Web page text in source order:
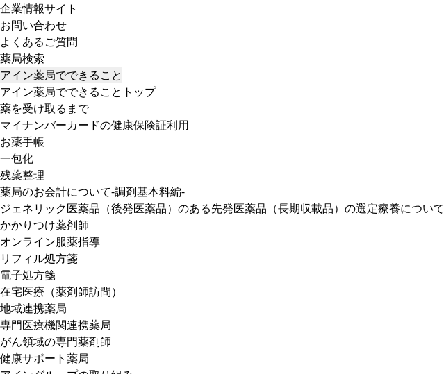
企業情報サイト
お問い合わせ
よくあるご質問
薬局検索
アイン薬局でできること
アイン薬局でできることトップ
薬を受け取るまで
マイナンバーカードの健康保険証利用
お薬手帳
一包化
残薬整理
薬局のお会計について-調剤基本料編-
ジェネリック医薬品（後発医薬品）のある先発医薬品（長期収載品）の選定療養について
かかりつけ薬剤師
オンライン服薬指導
リフィル処方箋
電子処方箋
在宅医療（薬剤師訪問）
地域連携薬局
専門医療機関連携薬局
がん領域の専門薬剤師
健康サポート薬局